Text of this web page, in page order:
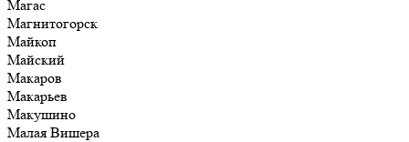
Магас
Магнитогорск
Майкоп
Майский
Макаров
Макарьев
Макушино
Малая Вишера